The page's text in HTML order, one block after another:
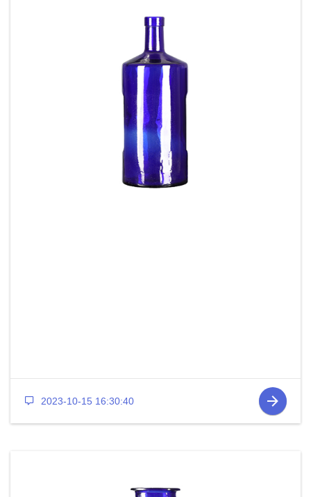
2023-10-15 16:30:40